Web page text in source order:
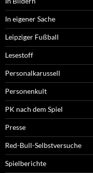
In eigener Sache
Leipziger Fußball
Lesestoff
Personalkarussell
Personenkult
PK nach dem Spiel
Presse
Red-Bull-Selbstversuche
Spielberichte